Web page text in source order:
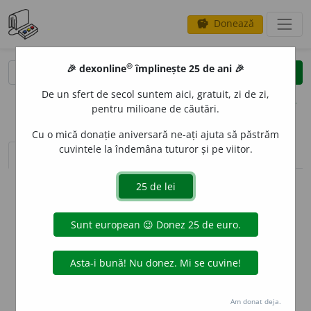
savings Donează
clear
opțiuni
sinteza definițiilor (1) definiții (10) declinări
info
Aceste definiții sunt compilate de
echipa dexonline. Definițiile
originale se află pe filadefiniții.
preferințe
🎉 dexonline® împlinește 25 de ani 🎉
De un sfert de secol suntem aici, gratuit, zi de zi,
pentru milioane de căutări.
Cu o mică donație aniversară ne-ați ajuta să păstrăm
cuvintele la îndemâna tuturor și pe viitor.
Am donat deja.